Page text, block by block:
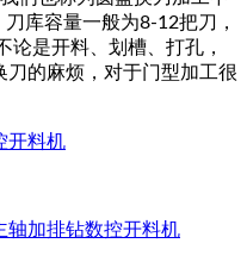
库容量一般为8-12把刀，
论是开料、划槽、打孔，
的麻烦，对于门型加工很